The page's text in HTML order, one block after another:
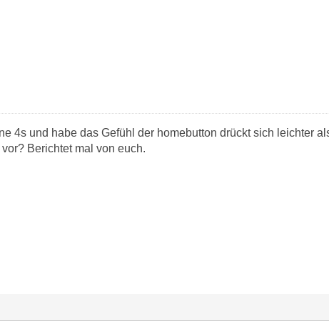
4s und habe das Gefühl der homebutton drückt sich leichter
Berichtet mal von euch.